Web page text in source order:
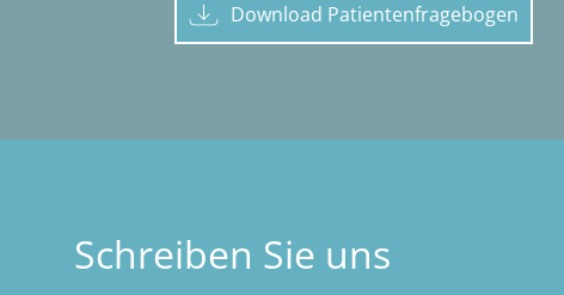
Download Patientenfragebogen
Schreiben Sie uns